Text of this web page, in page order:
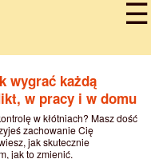
wygrać każdą
w pracy i w domu
w kłótniach? Masz dość
zachowanie Cię
jak skutecznie
jak to zmienić.